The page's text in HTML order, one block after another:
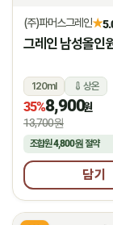
(주)파머스그레인★
그레인 남성올인
120ml 상온
35%8,900원
13,700원
조합원4,800원 절약
담기